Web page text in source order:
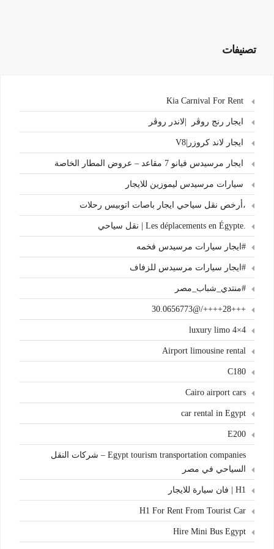
تصنيفات
ايجار رنج روڤر |لاندر روڤر
ايجار لاند كروزر|V8
ايجار مرسيدس فيانو 7 مقاعد – عروض المطار الخاصة
سيارات مرسيدس ليموزين للايجار
،أرخص نقل سياحي ايجار باصات اتوبيس رحلات
.Les déplacements en Égypte | نقل سياحي
#ايجار سيارات مرسيدس فخمه
#ايجار سيارات مرسيدس للزفاف
#منتدي_شباب_مصر
+++28++++/@30.0656773
4×4 luxury limo
Airport limousine rental
C180
Cairo airport cars
car rental in Egypt
E200
Egypt tourism transportation companies – شركات النقل
السياحي في مصر
H1 | فان سيارة للايجار
H1 For Rent From Tourist Car
Hire Mini Bus Egypt